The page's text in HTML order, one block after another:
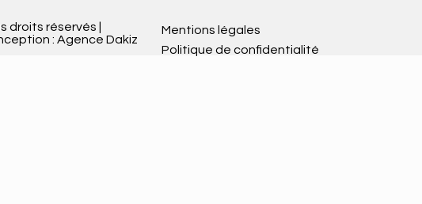
droits réservés |
: Agence Dakiz
Mentions légales
Politique de confidentialité